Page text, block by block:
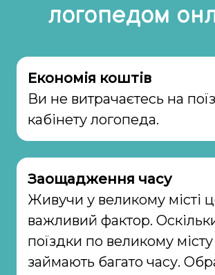
логопедом
Економія коштів
Ви не витрачаєтесь на
кабінету логопеда.
Заощадження часу
Живучи у великому місті
важливий фактор.
поїздки по великому місту
займають багато часу.